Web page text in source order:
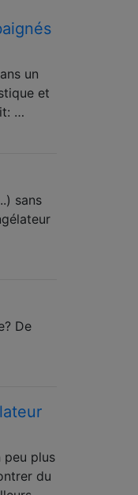
un
et
…
sans
De
peu plus
du